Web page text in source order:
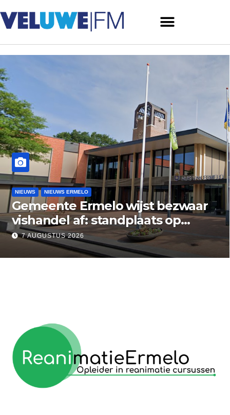
NIEUWS NIEUWS ERMELO
Brand gemeld bij zorginstelling
aan Varenlaan in Ermelo
7 AUGUSTUS 2026